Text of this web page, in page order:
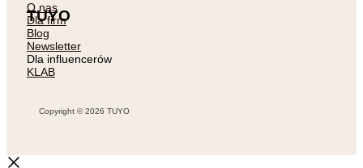
TUYO
O nas
Dla firm
Blog
Newsletter
Dla influencerów
KLAB
Copyright © 2026 TUYO